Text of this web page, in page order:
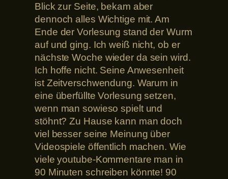
Blick zur Seite, bekam aber
dennoch alles Wichtige mit. Am
Ende der Vorlesung stand der Wurm
auf und ging. Ich weiß nicht, ob er
nächste Woche wieder da sein wird.
Ich hoffe nicht. Seine Anwesenheit
ist Zeitverschwendung. Warum in
eine überfüllte Vorlesung setzen,
wenn man sowieso spielt und
stöhnt? Zu Hause kann man doch
viel besser seine Meinung über
Videospiele öffentlich machen. Wie
viele youtube-Kommentare man in
90 Minuten schreiben könnte! 90